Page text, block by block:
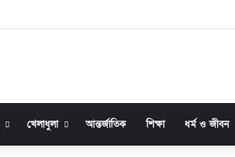
খেলাধুলা আন্তর্জাতিক শিক্ষা ধর্ম ও জীবন